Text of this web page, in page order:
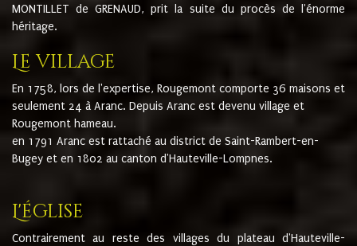
MONTILLET de GRENAUD, prit la suite du procès de l'énorme
héritage.
Le village
En 1758, lors de l'expertise, Rougemont comporte 36 maisons et
seulement 24 à Aranc. Depuis Aranc est devenu village et
Rougemont hameau.
en 1791 Aranc est rattaché au district de Saint-Rambert-en-
Bugey et en 1802 au canton d'Hauteville-Lompnes.
L'église
Contrairement au reste des villages du plateau d'Hauteville-